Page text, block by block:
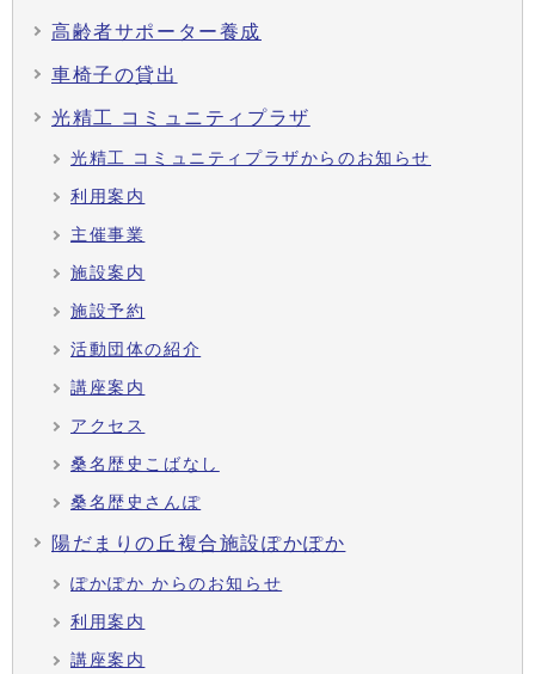
高齢者サポーター養成
車椅子の貸出
光精工 コミュニティプラザ
光精工 コミュニティプラザからのお知らせ
利用案内
主催事業
施設案内
施設予約
活動団体の紹介
講座案内
アクセス
桑名歴史こばなし
桑名歴史さんぽ
陽だまりの丘複合施設ぽかぽか
ぽかぽか からのお知らせ
利用案内
講座案内